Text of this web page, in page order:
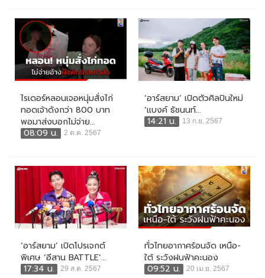
ไรเดอร์หลอนเจอหนุ่มสั่งไก่
ทอดเจ้าดังกว่า 800 บาท
พอมาส่งบอกไม่จ่าย...
08:09 น.
2 ต.ค. 2567
‘อาร์สยาม’ เปิดตัวศิลปินใหม่
‘แบงค์ ธัชนนท์...
14:21 น.
13 ก.ย. 2567
‘อาร์สยาม’ เปิดโปรเจกต์
พิเศษ ‘อีสาน BATTLE’...
17:34 น.
29 ส.ค. 2567
ทั่วไทยอากาศร้อนจัด เหนือ-
ใต้ ระวังฝนฟ้าคะนอง
09:52 น.
20 เม.ย. 2567